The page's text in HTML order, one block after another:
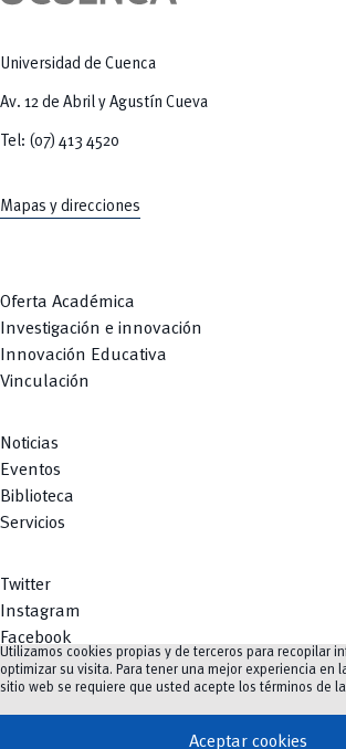
Universidad de Cuenca
Av. 12 de Abril y Agustín Cueva
Tel: (07) 413 4520
Mapas y direcciones
Oferta Académica
Investigación e innovación
Innovación Educativa
Vinculación
Noticias
Eventos
Biblioteca
Servicios
Twitter
Instagram
Facebook
Youtube
TikTok
Utilizamos cookies propias y de terceros para recopilar
optimizar su visita. Para tener una mejor experiencia en
sitio web se requiere que usted acepte los términos de
Aceptar cookies